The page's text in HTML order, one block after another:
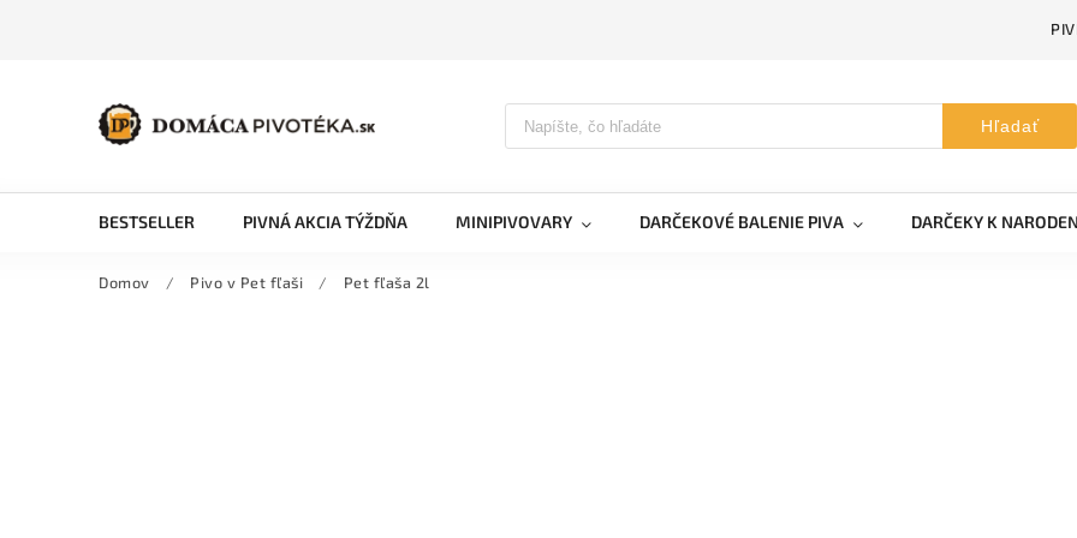
Hľadať
BESTSELLER PIVNÁ AKCIA TÝŽDŇA MINIPIVOVARY DARČEKOVÉ BALENIE PIVA DARČEKY K
Domov / Pivo v Pet fľaši / Pet fľaša 2l